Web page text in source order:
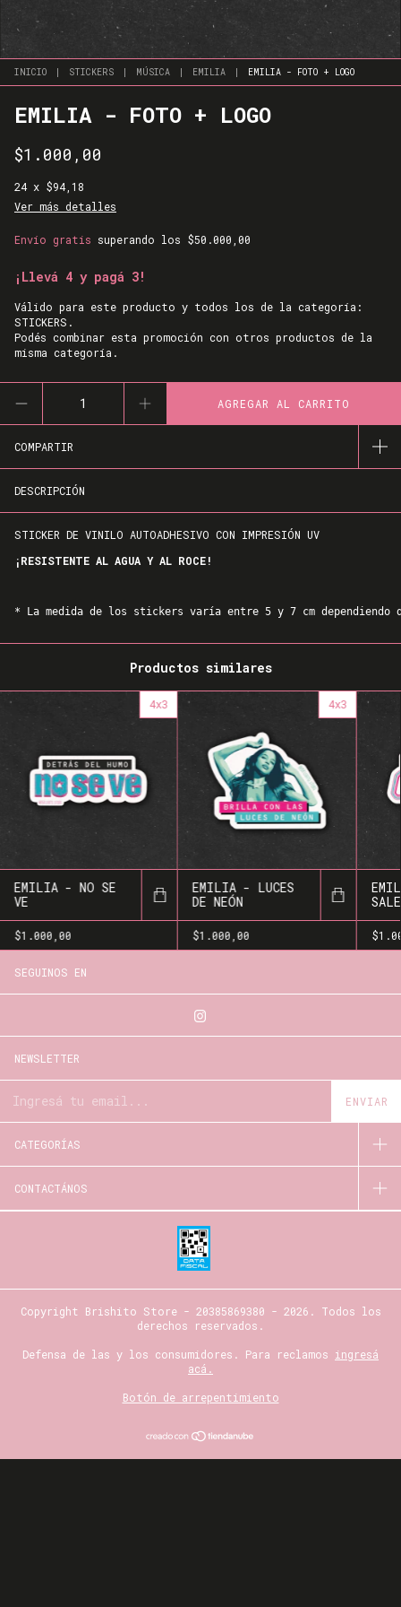
INICIO | STICKERS | MÚSICA | EMILIA | EMILIA - FOTO + LOGO
EMILIA - FOTO + LOGO
$1.000,00
24 x $94,18
Ver más detalles
Envío gratis superando los $50.000,00
¡Llevá 4 y pagá 3!
Válido para este producto y todos los de la categoría:
STICKERS.
Podés combinar esta promoción con otros productos de la
misma categoría.
COMPARTIR
DESCRIPCIÓN
STICKER DE VINILO AUTOADHESIVO CON IMPRESIÓN UV
¡RESISTENTE AL AGUA Y AL ROCE!
* La medida de los stickers varía entre 5 y 7 cm dependiendo
Productos similares
4x3
EMILIA - NO SE
VE
$1.000,00
4x3
EMILIA - LUCES
DE NEÓN
$1.000,00
SEGUINOS EN
NEWSLETTER
CATEGORÍAS
CONTACTÁNOS
Copyright Brishito Store - 20385869380 - 2026. Todos los
derechos reservados.
Defensa de las y los consumidores. Para reclamos ingresá
acá.
Botón de arrepentimiento